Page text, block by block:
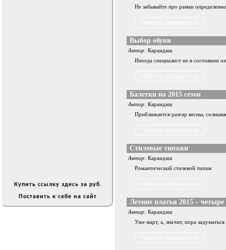
Купить ссылку здесь за руб.
Поставить к себе на сайт
Не забывайте про рамки
Выбор обуви
Автор: Карандаш
Иногда специалист не в состоянии
Балетки на 2015 сезон
Автор: Карандаш
Приближается разгар весны,
Стилевые типажи
Автор: Карандаш
Романтический стилевой типаж
Летние платья 2015 –
Автор: Карандаш
Уже март, а, значит, пора